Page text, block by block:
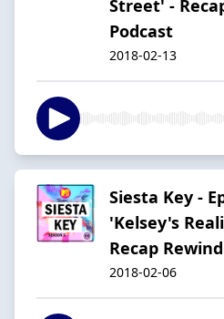
Street' -
Podcast
2018-02-13
Siesta Key -
'Kelsey's
Recap
2018-02-06